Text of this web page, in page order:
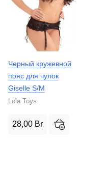
Черный кружевной
пояс для чулок
Giselle S/M
Lola Toys
28,00 Br